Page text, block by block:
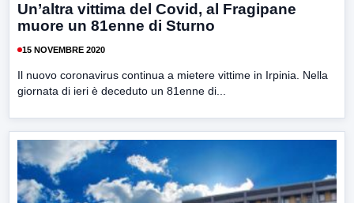
Un’altra vittima del Covid, al Fragipane
muore un 81enne di Sturno
15 NOVEMBRE 2020
Il nuovo coronavirus continua a mietere vittime in Irpinia. Nella
giornata di ieri è deceduto un 81enne di...